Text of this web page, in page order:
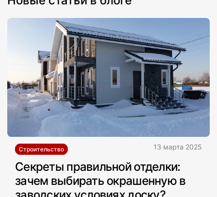
Строительство 13 марта 2025
Секреты правильной отделки:
зачем выбирать окрашенную в